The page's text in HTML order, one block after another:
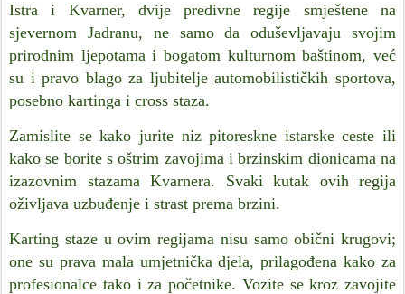
Istra i Kvarner, dvije predivne regije smještene na
sjevernom Jadranu, ne samo da oduševljavaju svojim
prirodnim ljepotama i bogatom kulturnom baštinom, već
su i pravo blago za ljubitelje automobilističkih sportova,
posebno kartinga i cross staza.
Zamislite se kako jurite niz pitoreskne istarske ceste ili
kako se borite s oštrim zavojima i brzinskim dionicama na
izazovnim stazama Kvarnera. Svaki kutak ovih regija
oživljava uzbuđenje i strast prema brzini.
Karting staze u ovim regijama nisu samo obični krugovi;
one su prava mala umjetnička djela, prilagođena kako za
profesionalce tako i za početnike. Vozite se kroz zavojite